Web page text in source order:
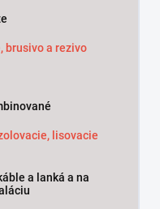
brusivo a rezivo
lisovacie
a lanká a na